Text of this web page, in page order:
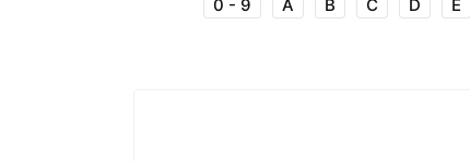
0 - 9 A B C D E